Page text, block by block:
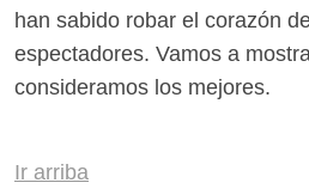
han sabido robar el corazón
espectadores. Vamos a
consideramos los mejores.
Ir arriba